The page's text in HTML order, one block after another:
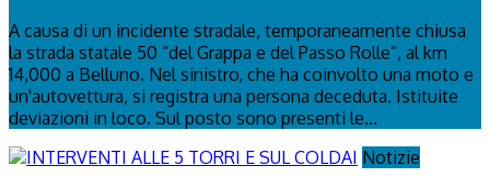
A causa di un incidente stradale, temporaneamente chiusa
la strada statale 50 “del Grappa e del Passo Rolle”, al km
14,000 a Belluno. Nel sinistro, che ha coinvolto una moto e
un'autovettura, si registra una persona deceduta. Istituite
deviazioni in loco. Sul posto sono presenti le...
Notizie